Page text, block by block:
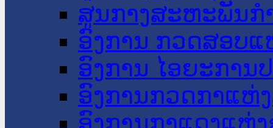
ສູນກາງສະຫະພັນກ
ອົງການ ກວດສອບແ
ອົງການ ໄອຍະການ
ອົງການກວດກາແຫ່